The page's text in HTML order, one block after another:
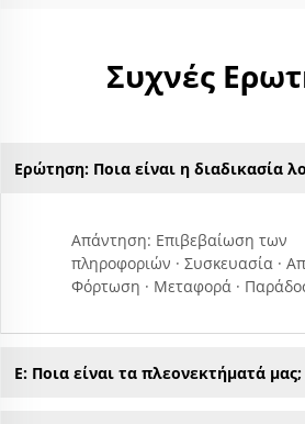
Συχνές
Ερώτηση: Ποια είναι η διαδικασία
Απάντηση: Επιβεβαίωση των
πληροφοριών · Συσκευασία ·
Φόρτωση · Μεταφορά ·
Ε: Ποια είναι τα πλεονεκτήματά μας;